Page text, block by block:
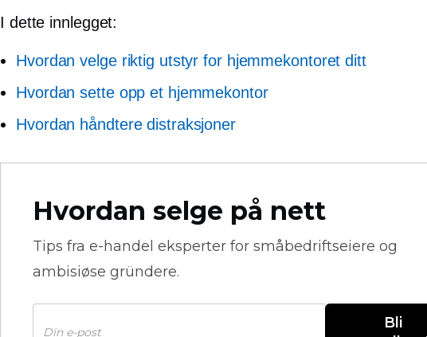
I dette innlegget:
Hvordan velge riktig utstyr for hjemmekontoret ditt
Hvordan sette opp et hjemmekontor
Hvordan håndtere distraksjoner
Hvordan selge på nett
Tips fra e-handel eksperter for småbedriftseiere og
ambisiøse gründere.
Bli